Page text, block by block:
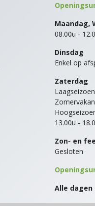
Maandag,
08.00u -
Dinsdag
Enkel op
Zaterdag
13.00u -
Zon- en
Gesloten
Alle dagen